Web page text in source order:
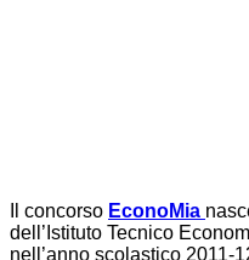
Il concorso EconoMia
dell’Istituto Tecnico
nell’anno scolastico 2011-